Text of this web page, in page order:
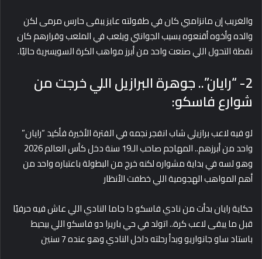
والغريب إن مانزامبي كان في طفولته عايز يبقى حارس مرمى لكن
والده وأخوه أقنعوه يسيب الجوانتي ويلعب في الملعب وقرارهم كان
نقطة التحول اللي صنعت واحد من أبرز مواهب الكرة السويسرية حاليًا.
2- “رايان”.. جوهرة البرازيل اللي خرجت من
شوارع فاسكو:
لو فيه لاعب برازيلي شاب انفجر نجمه في الفترة الأخيرة فأكيد “رايان”
واحد من أبرزهم.. المهاجم صاحب الـ19 سنة دخل كأس العالم 2026
وهو لسه في بداية مشواره لكنه خرج من البطولة باعتباره واحد من
أهم المواهب الهجومية اللي خطفت الأنظار
حكاية رايان بدأت من نادي فاسكو دا جاما النادي اللي عاش فيه حرفيًا
قبل ما يبقى لاعب كرة.. اتولد في حي باريرا دو فاسكو اللي بيحيط
باستاد ساو جانواريو وبدأ رحلته داخل النادي وهو عنده 7 سنين